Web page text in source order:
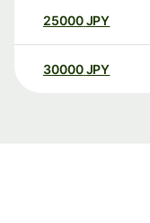
25000 JPY
30000 JPY